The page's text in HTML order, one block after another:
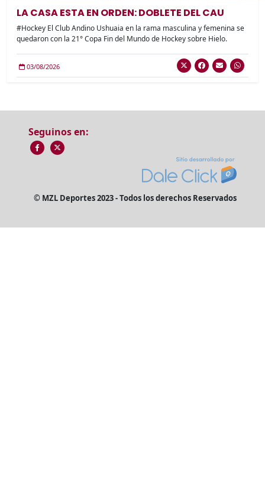
LA CASA ESTA EN ORDEN: DOBLETE DEL CAU
#Hockey El Club Andino Ushuaia en la rama masculina y femenina se
quedaron con la 21° Copa Fin del Mundo de Hockey sobre Hielo.
03/08/2026
Seguinos en:
© MZL Deportes 2023 - Todos los derechos Reservados